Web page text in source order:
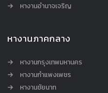
หางานอำนาจเจริญ
หางานภาคกลาง
หางานกรุงเทพมหานคร
หางานกำแพงเพชร
หางานชัยนาท